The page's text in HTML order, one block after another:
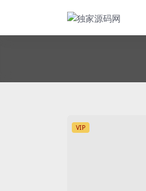
VIP